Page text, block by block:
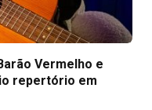
Vermelho e
repertório em